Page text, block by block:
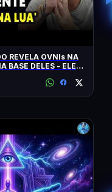
REVELA OVNIs NA
BASE DELES - ELES